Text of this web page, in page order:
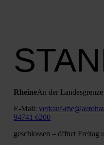
Rhei­neAn der
E‑Mail: verkauf-
94741 6200
geschlos­sen – öff­net Frei­tag